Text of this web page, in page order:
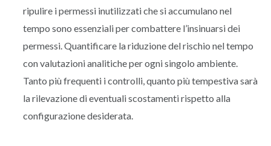
ripulire i permessi inutilizzati che si accumulano nel
tempo sono essenziali per combattere l’insinuarsi dei
permessi. Quantificare la riduzione del rischio nel tempo
con valutazioni analitiche per ogni singolo ambiente.
Tanto più frequenti i controlli, quanto più tempestiva sarà
la rilevazione di eventuali scostamenti rispetto alla
configurazione desiderata.